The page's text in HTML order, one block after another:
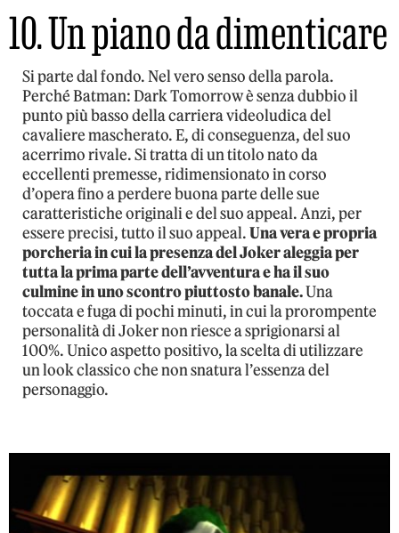
10. Un piano da dimenticare
Si parte dal fondo. Nel vero senso della parola.
Perché Batman: Dark Tomorrow è senza dubbio il
punto più basso della carriera videoludica del
cavaliere mascherato. E, di conseguenza, del suo
acerrimo rivale. Si tratta di un titolo nato da
eccellenti premesse, ridimensionato in corso
d’opera fino a perdere buona parte delle sue
caratteristiche originali e del suo appeal. Anzi, per
essere precisi, tutto il suo appeal.Una vera e propria
porcheria in cui la presenza del Joker aleggia per
tutta la prima parte dell’avventura e ha il suo
culmine in uno scontro piuttosto banale.Una
toccata e fuga di pochi minuti, in cui la prorompente
personalità di Joker non riesce a sprigionarsi al
100%. Unico aspetto positivo, la scelta di utilizzare
un look classico che non snatura l’essenza del
personaggio.